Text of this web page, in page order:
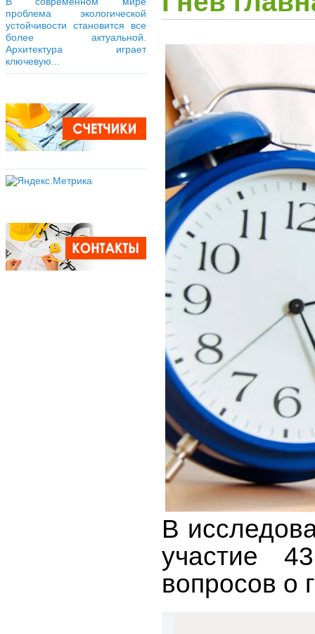
проблема экологической
устойчивости становится все
более актуальной.
Архитектура играет
ключевую...
В
участие
вопросов о